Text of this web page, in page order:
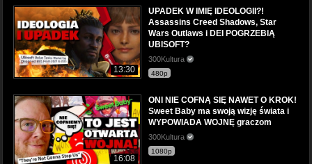
13:30
UPADEK W IMIĘ IDEOLOGII?!
Assassins Creed Shadows, Star
Wars Outlaws i DEI POGRZEBIĄ
UBISOFT?
300Kultura
480p
16:08
ONI NIE COFNĄ SIĘ NAWET O KROK!
Sweet Baby ma swoją wizję świata i
WYPOWIADA WOJNĘ graczom
300Kultura
1080p